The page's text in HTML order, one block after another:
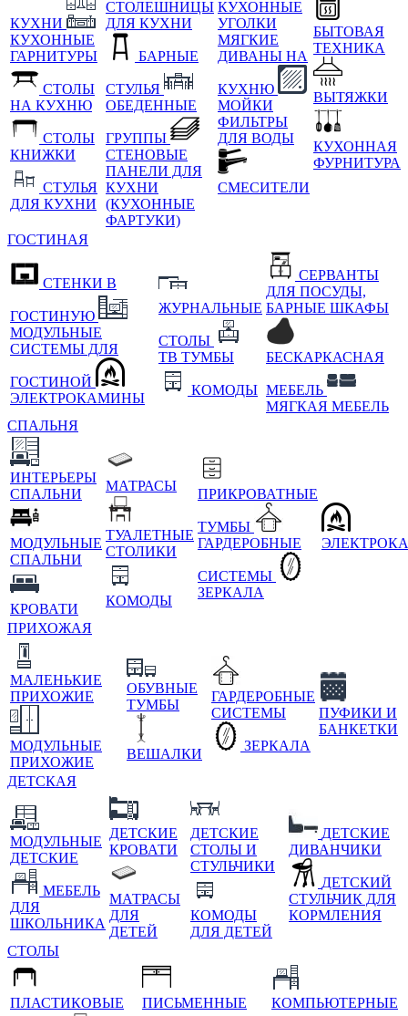
КУХНИ
КУХОННЫЕ
ГАРНИТУРЫ
СТОЛЫ
НА КУХНЮ
СТОЛЫ
КНИЖКИ
СТУЛЬЯ
ДЛЯ КУХНИ
СТОЛЕШНИЦЫ
ДЛЯ КУХНИ
БАРНЫЕ
СТУЛЬЯ
ОБЕДЕННЫЕ
ГРУППЫ
СТЕНОВЫЕ
ПАНЕЛИ ДЛЯ
КУХНИ
(КУХОННЫЕ
ФАРТУКИ)
КУХОННЫЕ
УГОЛКИ
МЯГКИЕ
ДИВАНЫ НА
КУХНЮ
МОЙКИ
ФИЛЬТРЫ
ДЛЯ ВОДЫ
СМЕСИТЕЛИ
БЫТОВАЯ
ТЕХНИКА
ВЫТЯЖКИ
КУХОННАЯ
ФУРНИТУРА
ГОСТИНАЯ
СТЕНКИ В
ГОСТИНУЮ
МОДУЛЬНЫЕ
СИСТЕМЫ ДЛЯ
ГОСТИНОЙ
ЭЛЕКТРОКАМИНЫ
ЖУРНАЛЬНЫЕ
СТОЛЫ
ТВ ТУМБЫ
КОМОДЫ
СЕРВАНТЫ
ДЛЯ ПОСУДЫ,
БАРНЫЕ ШКАФЫ
БЕСКАРКАСНАЯ
МЕБЕЛЬ
МЯГКАЯ МЕБЕЛЬ
СПАЛЬНЯ
ИНТЕРЬЕРЫ
СПАЛЬНИ
МОДУЛЬНЫЕ
СПАЛЬНИ
КРОВАТИ
МАТРАСЫ
ТУАЛЕТНЫЕ
СТОЛИКИ
КОМОДЫ
ПРИКРОВАТНЫЕ
ТУМБЫ
ГАРДЕРОБНЫЕ
СИСТЕМЫ
ЗЕРКАЛА
ПРИХОЖАЯ
МАЛЕНЬКИЕ
ПРИХОЖИЕ
МОДУЛЬНЫЕ
ПРИХОЖИЕ
ОБУВНЫЕ
ТУМБЫ
ВЕШАЛКИ
ГАРДЕРОБНЫЕ
СИСТЕМЫ
ЗЕРКАЛА
ПУФИКИ И
БАНКЕТКИ
ДЕТСКАЯ
МОДУЛЬНЫЕ
ДЕТСКИЕ
МЕБЕЛЬ
ДЛЯ
ШКОЛЬНИКА
ДЕТСКИЕ
КРОВАТИ
МАТРАСЫ
ДЛЯ
ДЕТЕЙ
ДЕТСКИЕ
СТОЛЫ И
СТУЛЬЧИКИ
КОМОДЫ
ДЛЯ ДЕТЕЙ
ДЕТСКИЕ
ДИВАНЧИКИ
ДЕТСКИЙ
СТУЛЬЧИК ДЛЯ
КОРМЛЕНИЯ
СТОЛЫ
ПЛАСТИКОВЫЕ ПИСЬМЕННЫЕ КОМПЬЮТЕРНЫЕ